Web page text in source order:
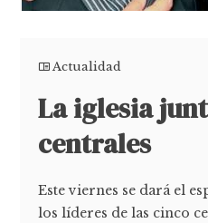
Actualidad
La iglesia
centrales
Este viernes se dará el
los líderes de las cinco